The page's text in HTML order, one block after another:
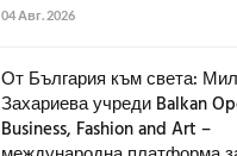
04 Авг. 2026
От България към света:
Захариева учреди Balkan
Business, Fashion and Art –